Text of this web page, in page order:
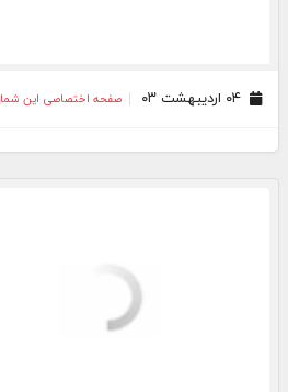
صفحه اختصاصی این